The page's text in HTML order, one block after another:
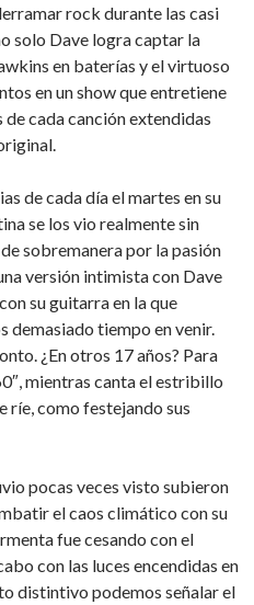
rock durante las casi
solo Dave logra captar la
en baterías y el virtuoso
en un show que entretiene
cada canción extendidas
de cada día el martes en su
se los vio realmente sin
sobremanera por la pasión
versión intimista con Dave
su guitarra en la que
demasiado tiempo en venir.
¿En otros 17 años? Para
mientras canta el estribillo
ríe, como festejando sus
pocas veces visto subieron
el caos climático con su
fue cesando con el
con las luces encendidas en
distintivo podemos señalar el